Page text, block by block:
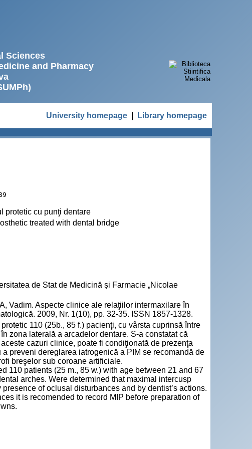
Sciences
and Pharmacy
University homepage Library homepage
protetic cu punţi dentare
treated with dental bridge
de Stat de Medicină și Farmacie „Nicolae
Vadim. Aspecte clinice ale relaţiilor intermaxilare în
2009, Nr. 1(10), pp. 32-35. ISSN 1857-1328.
110 (25b., 85 f.) pacienţi, cu vârsta cuprinsă între
zona laterală a arcadelor dentare. S‑a constatat că
cazuri clinice, poate fi condiţionată de prezenţa
preveni dereglarea iatrogenică a PIM se recomandă de
breşelor sub coroane artificiale.
110 patients (25 m., 85 w.) with age between 21 and 67
arches. Were determined that maximal intercusp
of oclusal disturbances and by dentist’s actions.
it is recomended to record MIP before preparation of